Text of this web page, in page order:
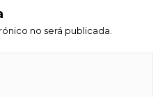
no será publicada.